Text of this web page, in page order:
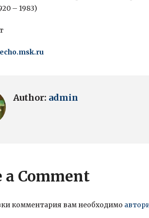
– 1983)
echo.msk.ru
Author: admin
a Comment
комментария вам необходимо